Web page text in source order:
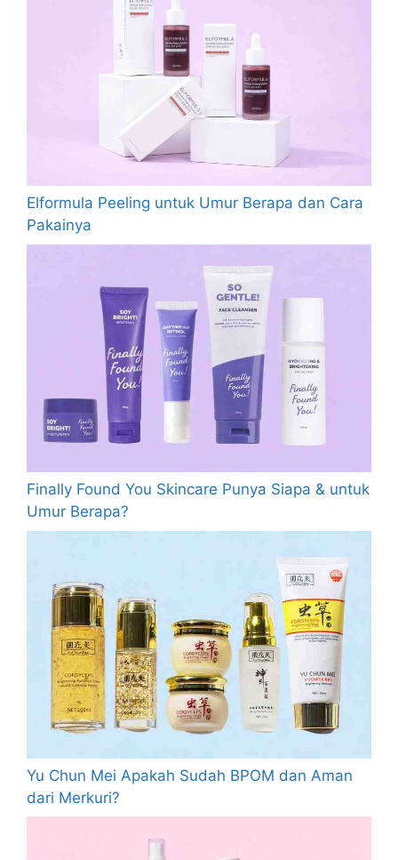
Elformula Peeling untuk Umur Berapa dan Cara
Pakainya
Finally Found You Skincare Punya Siapa & untuk
Umur Berapa?
Yu Chun Mei Apakah Sudah BPOM dan Aman
dari Merkuri?